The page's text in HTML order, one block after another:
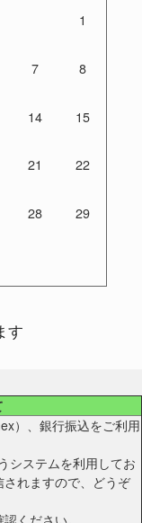
1
7 8
14 15
21 22
28 29
す
）、銀行振込をご利用
システムを利用してお
れますので、どうぞ